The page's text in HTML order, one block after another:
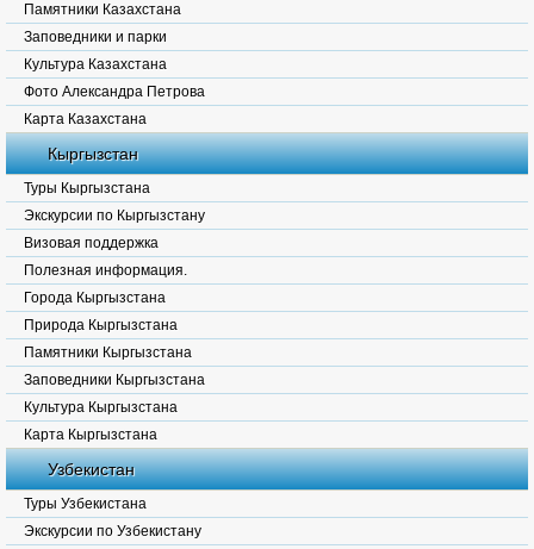
Памятники Казахстана
Заповедники и парки
Культура Казахстана
Фото Александра Петрова
Карта Казахстана
Кыргызстан
Туры Кыргызстана
Экскурсии по Кыргызстану
Визовая поддержка
Полезная информация.
Города Кыргызстана
Природа Кыргызстана
Памятники Кыргызстана
Заповедники Кыргызстана
Культура Кыргызстана
Карта Кыргызстана
Узбекистан
Туры Узбекистана
Экскурсии по Узбекистану